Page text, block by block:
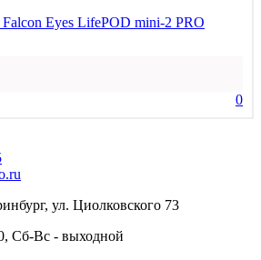
Eyes LifePOD mini-2 PRO
0
ул. Циолковского 73
Сб-Вс - выходной